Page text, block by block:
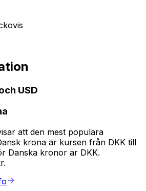
USD
att den mest populära
krona är kursen från DKK till
Danska kronor är DKK.